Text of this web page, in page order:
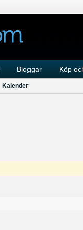
Bloggar Köp
Kalender